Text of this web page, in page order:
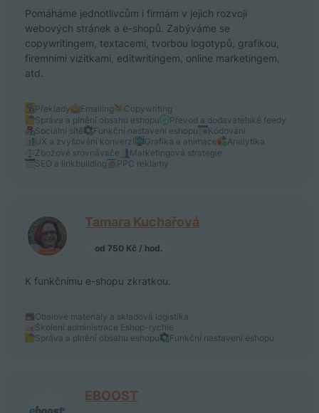
Pomáháme jednotlivcům i firmám v jejich rozvoji
webových stránek a e-shopů. Zabýváme se
copywritingem, textacemi, tvorbou logotypů, grafikou,
firemními vizitkami, editwritingem, online marketingem,
atd.
Překlady Emailing
Copywriting
Správa a plnění obsahu eshopu
Převod a dodavatelské feedy
Sociální sítě
Funkční nastavení eshopu
Kódování
UX a zvyšování konverzí
Grafika a animace
Analytika
Zbožové srovnávače
Marketingová strategie
SEO a linkbuilding
PPC reklamy
Tamara Kuchařová
od 750 Kč / hod.
K funkčnímu e-shopu zkratkou.
Obalové materiály a skladová logistika
Školení administrace Eshop-rychle
Správa a plnění obsahu eshopu
Funkční nastavení eshopu
EBOOST